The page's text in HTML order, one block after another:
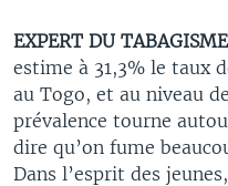
EXPERT DU TABAGISME
estime à 31,3% le taux
au Togo, et au niveau
prévalence tourne
dire qu’on fume
Dans l’esprit des